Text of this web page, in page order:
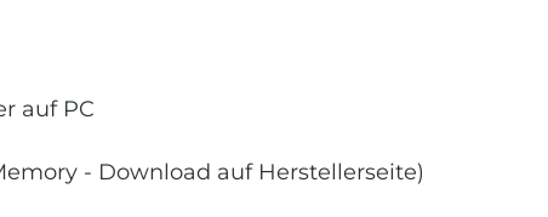
auf PC
- Download auf Herstellerseite)